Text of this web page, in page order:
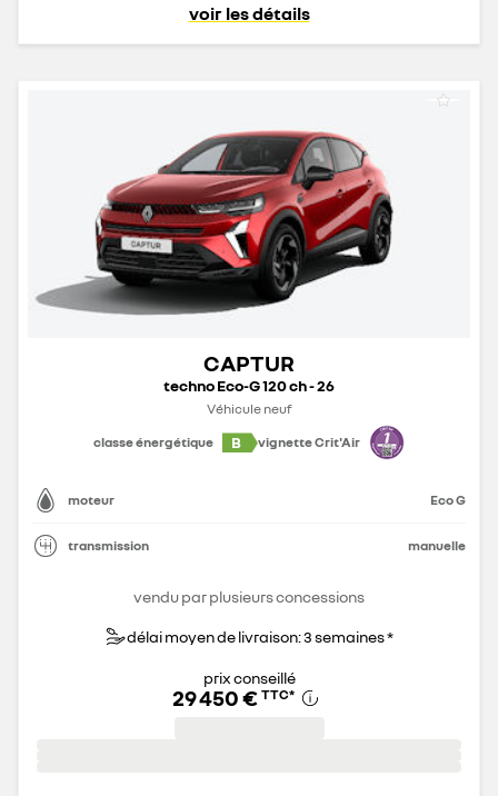
voir les détails
CAPTUR
techno Eco-G 120 ch - 26
Véhicule neuf
classe énergétique
B vignette Crit'Air
moteur Eco G
transmission manuelle
vendu par plusieurs concessions
délai moyen de livraison: 3 semaines *
prix conseillé
29 450 € TTC*